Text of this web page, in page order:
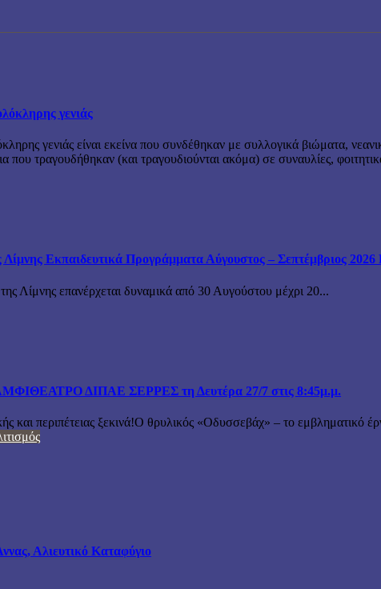
γενιάς
γενιάς είναι εκείνα που συνδέθηκαν με συλλογικά βιώματα,
που τραγουδήθηκαν (και τραγουδιούνται ακόμα) σε συναυλίες,
Εκπαιδευτικά Προγράμματα Αύγουστος – Σεπτέμβριος 2026
Λίμνης επανέρχεται δυναμικά από 30 Αυγούστου μέχρι 20...
ΔΙΠΑΕ ΣΕΡΡΕΣ τη Δευτέρα 27/7 στις 8:45μ.μ.
περιπέτειας ξεκινά!Ο θρυλικός «Οδυσσεβάχ» – το εμβληματικό
Αλιευτικό Καταφύγιο